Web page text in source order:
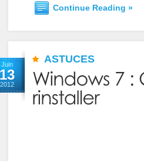
Continue Reading »
Juin
13
2012
ASTUCES